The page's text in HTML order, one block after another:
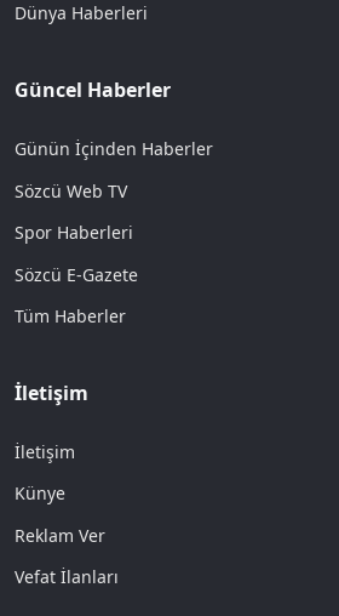
Dünya Haberleri
Güncel Haberler
Günün İçinden Haberler
Sözcü Web TV
Spor Haberleri
Sözcü E-Gazete
Tüm Haberler
İletişim
İletişim
Künye
Reklam Ver
Vefat İlanları